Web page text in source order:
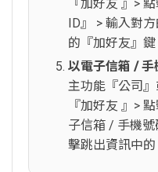
『加好友 』>
ID』 > 輸入對
的『加好友』鍵
以電子信箱 / 手
主功能『公司
『加好友 』>
子信箱 / 手機號
擊跳出資訊中